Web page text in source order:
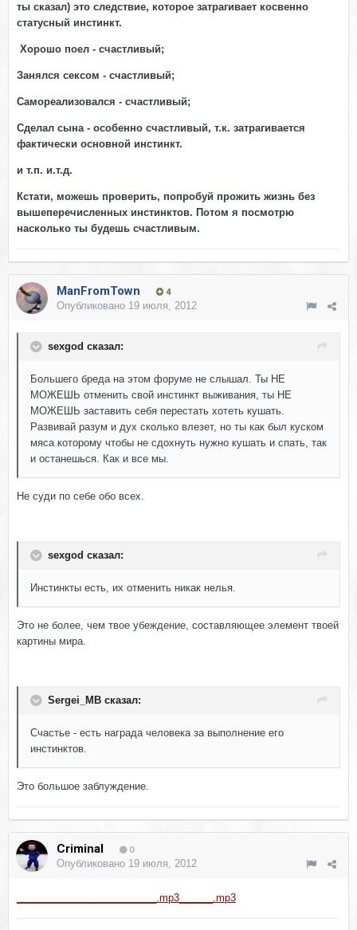
ты сказал) это следствие, которое затрагивает косвенно
статусный инстинкт.
Хорошо поел - счастливый;
Занялся сексом - счастливый;
Самореализовался - счастливый;
Сделал сына - особенно счастливый, т.к. затрагивается
фактически основной инстинкт.
и т.п. и.т.д.
Кстати, можешь проверить, попробуй прожить жизнь без
вышеперечисленных инстинктов. Потом я посмотрю
насколько ты будешь счастливым.
ManFromTown 4
Опубликовано 19 июля, 2012
sexgod сказал:
Большего бреда на этом форуме не слышал. Ты НЕ
МОЖЕШЬ отменить свой инстинкт выживания, ты НЕ
МОЖЕШЬ заставить себя перестать хотеть кушать.
Развивай разум и дух сколько влезет, но ты как был куском
мяса которому чтобы не сдохнуть нужно кушать и спать, так
и останешься. Как и все мы.
Не суди по себе обо всех.
sexgod сказал:
Инстинкты есть, их отменить никак нелья.
Это не более, чем твое убеждение, составляющее элемент твоей
картины мира.
Sergei_MB сказал:
Счастье - есть награда человека за выполнение его
инстинктов.
Это большое заблуждение.
Criminal 0
Опубликовано 19 июля, 2012
_________________________.mp3 ______.mp3